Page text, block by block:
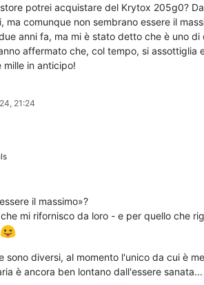
potrei acquistare del Krytox 205g0?
ma comunque non sembrano essere il
anni fa, ma mi è stato detto che è uno di
affermato che, col tempo, si assottiglia
mille in anticipo!
21:24
il massimo»?
mi rifornisco da loro - e per quello che
sono diversi, al momento l'unico da cui è
è ancora ben lontano dall'essere